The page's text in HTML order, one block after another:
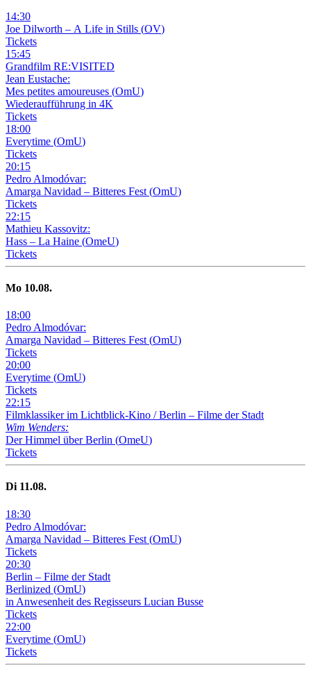
14:30
Joe Dilworth – A Life in Stills (OV)
Tickets
15:45
Grandfilm RE:VISITED
Jean Eustache:
Mes petites amoureuses (OmU)
Wiederaufführung in 4K
Tickets
18:00
Everytime (OmU)
Tickets
20:15
Pedro Almodóvar:
Amarga Navidad – Bitteres Fest (OmU)
Tickets
22:15
Mathieu Kassovitz:
Hass – La Haine (OmeU)
Tickets
Mo 10.08.
18:00
Pedro Almodóvar:
Amarga Navidad – Bitteres Fest (OmU)
Tickets
20:00
Everytime (OmU)
Tickets
22:15
Filmklassiker im Lichtblick-Kino /Berlin – Filme der Stadt
Wim Wenders:
Der Himmel über Berlin (OmeU)
Tickets
Di 11.08.
18:30
Pedro Almodóvar:
Amarga Navidad – Bitteres Fest (OmU)
Tickets
20:30
Berlin – Filme der Stadt
Berlinized (OmU)
in Anwesenheit des Regisseurs Lucian Busse
Tickets
22:00
Everytime (OmU)
Tickets